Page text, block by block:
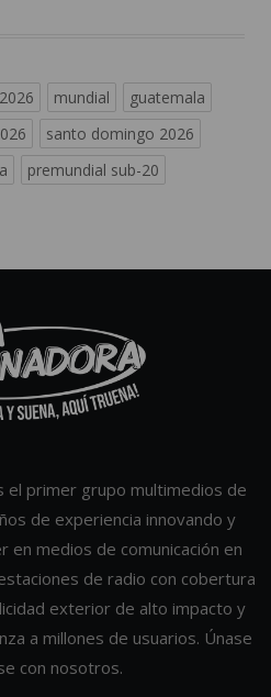
mundial
guatemala
santo domingo 2026
premundial sub-20
el primer grupo multimedios de
de experiencia innovando y
en medios de comunicación en
de radio con cobertura
exterior de alto impacto y
a millones de usuarios. Únase
con nosotros.